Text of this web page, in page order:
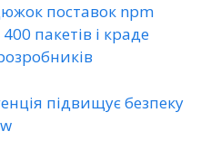
поставок npm
пакетів і краде
підвищує безпеку